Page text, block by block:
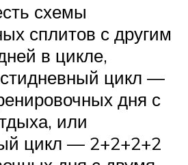
схемы
сплитов с другим
в цикле,
цикл —
дня с
или
цикл — 2+2+2+2